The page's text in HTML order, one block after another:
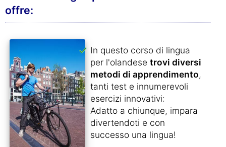
offre:
In questo corso di lingua
per l'olandese trovi diversi
metodi di apprendimento,
tanti test e innumerevoli
esercizi innovativi:
Adatto a chiunque, impara
divertendoti e con
successo una lingua!